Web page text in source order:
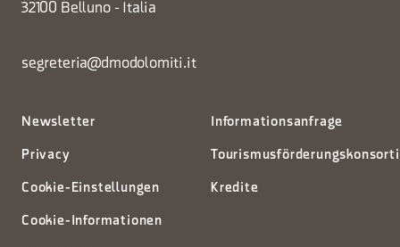
32100 Belluno - Italia
segreteria@dmodolomiti.it
Newsletter
Privacy
Cookie-Einstellungen
Cookie-Informationen
Informationsanfrage
Kredite